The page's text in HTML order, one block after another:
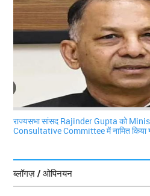
राज्यसभा सांसद Rajinder Gupta को
Consultative Committee में नामित किया
ब्लॉगज़ / ओपिनयन